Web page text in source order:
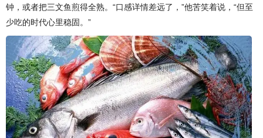
钟，或者把三文鱼煎得全熟。“口感详情差远了，”他苦笑着说，“但至
少吃的时代心里稳固。”